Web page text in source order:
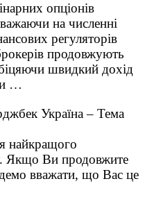
опціонів
на численні
регуляторів
продовжують
швидкий дохід
…
Україна– Тема
найкращого
Якщо Ви продовжите
вважати, що Вас це